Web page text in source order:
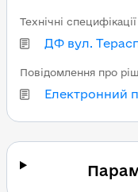
ДФ вул.
Технічні специфікації
Електронний
Повідомлення про